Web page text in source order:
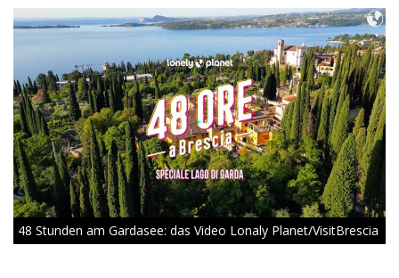
48 Stunden am Gardasee: das Video Lonaly Planet/VisitBrescia